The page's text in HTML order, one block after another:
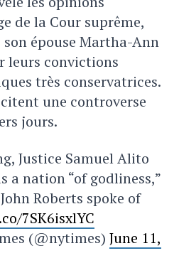
de la Cour suprême,
épouse Martha-Ann
leurs convictions
très conservatrices.
une controverse
jours.
Justice Samuel Alito
a nation “of godliness,”
Roberts spoke of
7SK6isxlYC
(@nytimes) June 11,